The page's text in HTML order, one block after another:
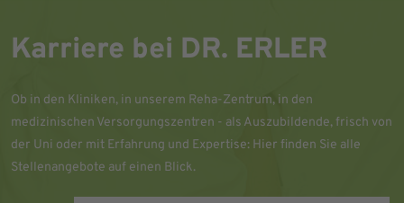
Karriere bei DR. ERLER
Ob in den Kliniken, in unserem Reha-Zentrum, in den
medizinischen Versorgungszentren - als Auszubildende, frisch von
der Uni oder mit Erfahrung und Expertise: Hier finden Sie alle
Stellenangebote auf einen Blick.